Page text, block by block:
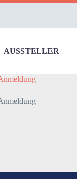
AUSSTELLER